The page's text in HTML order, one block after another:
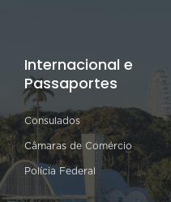
Internacional e
Passaportes
Consulados
Câmaras de Comércio
Polícia Federal